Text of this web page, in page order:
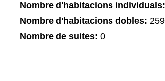
Nombre d'habitacions individuals:
Nombre d'habitacions dobles: 259
Nombre de suites: 0